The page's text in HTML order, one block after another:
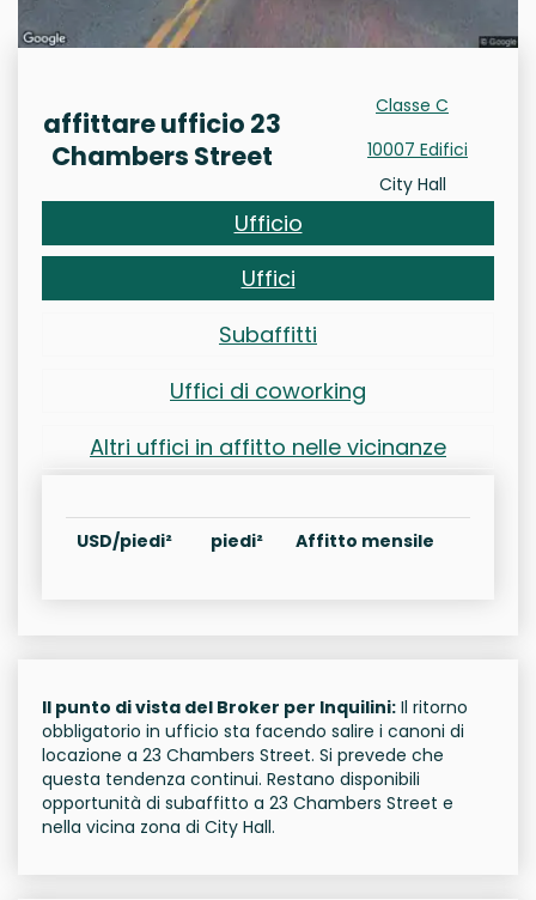
affittare ufficio 23
Chambers Street
Classe C
10007 Edifici
City Hall
Ufficio
Uffici
Subaffitti
Uffici di coworking
Altri uffici in affitto nelle vicinanze
USD/piedi² piedi² Affitto mensile
Il punto di vista del Broker per Inquilini: Il ritorno
obbligatorio in ufficio sta facendo salire i canoni di
locazione a 23 Chambers Street. Si prevede che
questa tendenza continui. Restano disponibili
opportunità di subaffitto a 23 Chambers Street e
nella vicina zona di City Hall.